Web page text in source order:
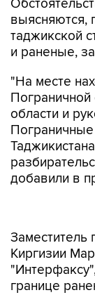
выясняются,
таджикской
и раненые,
"На месте
области и
Пограничные
добавили в
границе
"Погиб